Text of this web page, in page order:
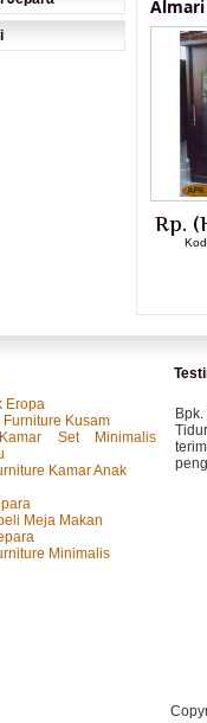
Rp.
Eropa
Kusam
Set Minimalis
Kamar Anak
Meja Makan
Minimalis